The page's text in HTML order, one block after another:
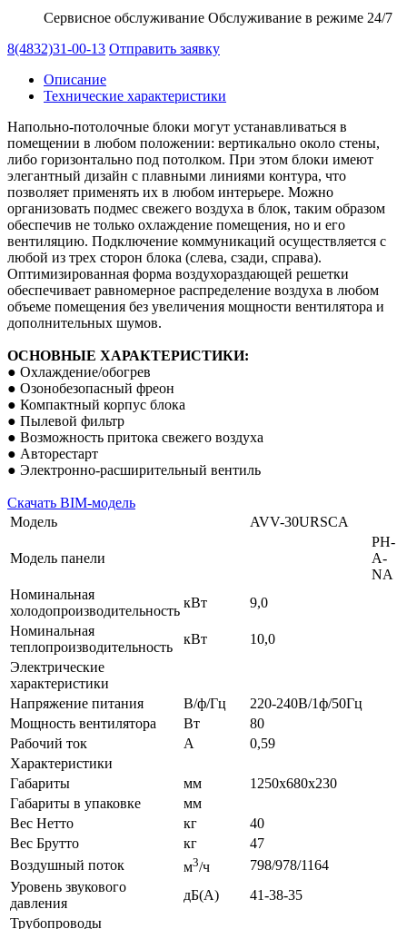
Сервисное обслуживание Обслуживание в режиме 24/7
8(4832)31-00-13 Отправить заявку
Описание
Технические характеристики
Напольно-потолочные блоки могут устанавливаться в
помещении в любом положении: вертикально около стены,
либо горизонтально под потолком. При этом блоки имеют
элегантный дизайн с плавными линиями контура, что
позволяет применять их в любом интерьере. Можно
организовать подмес свежего воздуха в блок, таким образом
обеспечив не только охлаждение помещения, но и его
вентиляцию. Подключение коммуникаций осуществляется с
любой из трех сторон блока (слева, сзади, справа).
Оптимизированная форма воздухораздающей решетки
обеспечивает равномерное распределение воздуха в любом
объеме помещения без увеличения мощности вентилятора и
дополнительных шумов.
ОСНОВНЫЕ ХАРАКТЕРИСТИКИ:
● Охлаждение/обогрев
● Озонобезопасный фреон
● Компактный корпус блока
● Пылевой фильтр
● Возможность притока свежего воздуха
● Авторестарт
● Электронно-расширительный вентиль
Скачать BIM-модель
Модель
AVV-30URSCA
Модель панели
PH-
A-
NA
Номинальная
холодопроизводительность
кВт
9,0
Номинальная
теплопроизводительность
кВт
10,0
Электрические
характеристики
Напряжение питания
В/ф/Гц
220-240В/1ф/50Гц
Мощность вентилятора
Вт
80
Рабочий ток
А
0,59
Характеристики
Габариты
мм
1250х680х230
Габариты в упаковке
мм
Вес Нетто
кг
40
Вес Брутто
кг
47
Воздушный поток
м3/ч
798/978/1164
Уровень звукового
давления
дБ(А)
41-38-35
Трубопроводы